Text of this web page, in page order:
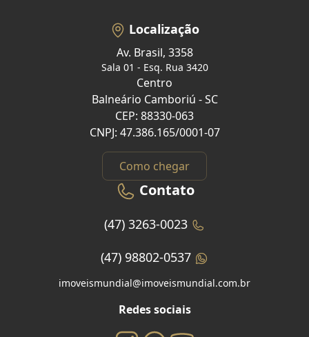
Localização
Av. Brasil, 3358
Sala 01 - Esq. Rua 3420
Centro
Balneário Camboriú - SC
CEP: 88330-063
CNPJ: 47.386.165/0001-07
Como chegar
Contato
(47) 3263-0023
(47) 98802-0537
imoveismundial@imoveismundial.com.br
Redes sociais